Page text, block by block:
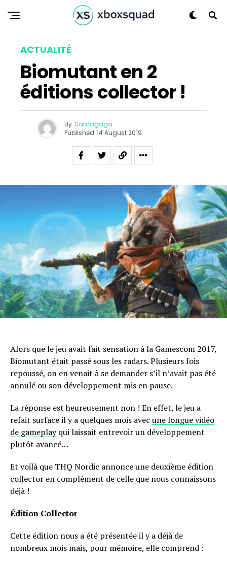
ACTUALITÉ
Biomutant en 2
éditions collector !
By Samagaga
Published 14 August 2019
Alors que le jeu avait fait sensation à la Gamescom 2017,
Biomutant était passé sous les radars. Plusieurs fois
repoussé, on en venait à se demander s’il n’avait pas été
annulé ou son développement mis en pause.
La réponse est heureusement non ! En effet, le jeu a
refait surface il y a quelques mois avec une longue vidéo
de gameplayqui laissait entrevoir un développement
plutôt avancé…
Et voilà que THQ Nordic annonce une deuxième édition
collector en complément de celle que nous connaissons
déjà !
Édition Collector
Cette édition nous a été présentée il y a déjà de
nombreux mois mais, pour mémoire, elle comprend :
Flipboard
Reddit
Email